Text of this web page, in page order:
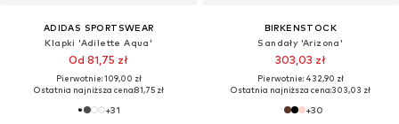
ADIDAS SPORTSWEAR
Klapki 'Adilette Aqua'
Od 81,75 zł
Pierwotnie: 109,00 zł
Ostatnia najniższa cena:81,75 zł
+31
BIRKENSTOCK
Sandały 'Arizona'
303,03 zł
Pierwotnie: 432,90 zł
Ostatnia najniższa cena:303,03 zł
+30